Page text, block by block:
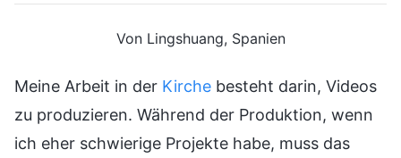
Von Lingshuang, Spanien
Meine Arbeit in der Kirche besteht darin, Videos
zu produzieren. Während der Produktion, wenn
ich eher schwierige Projekte habe, muss das